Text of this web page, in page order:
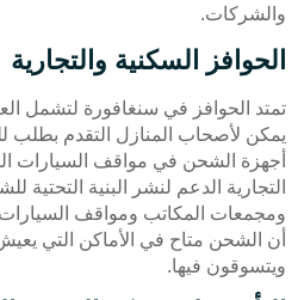
والشركات.
الحوافز السكنية والتجارية
تمتد الحوافز في سنغافورة لتشمل
يمكن لأصحاب المنازل التقدم
أجهزة الشحن في مواقف السيارات
التجارية الدعم لنشر البنية
ومجمعات المكاتب ومواقف
أن الشحن متاح في الأماكن التي
ويتسوقون فيها.